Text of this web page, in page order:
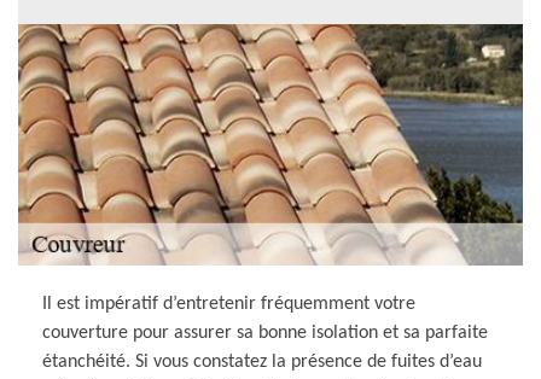
Il est impératif d’entretenir fréquemment votre
couverture pour assurer sa bonne isolation et sa parfaite
étanchéité. Si vous constatez la présence de fuites d’eau